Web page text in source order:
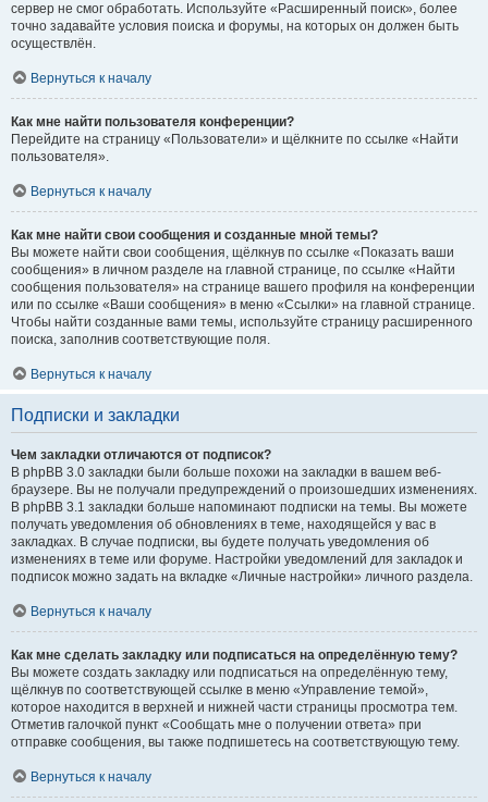
сервер не смог обработать. Используйте «Расширенный поиск», более
точно задавайте условия поиска и форумы, на которых он должен быть
осуществлён.
Вернуться к началу
Как мне найти пользователя конференции?
Перейдите на страницу «Пользователи» и щёлкните по ссылке «Найти
пользователя».
Вернуться к началу
Как мне найти свои сообщения и созданные мной темы?
Вы можете найти свои сообщения, щёлкнув по ссылке «Показать ваши
сообщения» в личном разделе на главной странице, по ссылке «Найти
сообщения пользователя» на странице вашего профиля на конференции
или по ссылке «Ваши сообщения» в меню «Ссылки» на главной странице.
Чтобы найти созданные вами темы, используйте страницу расширенного
поиска, заполнив соответствующие поля.
Вернуться к началу
Подписки и закладки
Чем закладки отличаются от подписок?
В phpBB 3.0 закладки были больше похожи на закладки в вашем веб-
браузере. Вы не получали предупреждений о произошедших изменениях.
В phpBB 3.1 закладки больше напоминают подписки на темы. Вы можете
получать уведомления об обновлениях в теме, находящейся у вас в
закладках. В случае подписки, вы будете получать уведомления об
изменениях в теме или форуме. Настройки уведомлений для закладок и
подписок можно задать на вкладке «Личные настройки» личного раздела.
Вернуться к началу
Как мне сделать закладку или подписаться на определённую тему?
Вы можете создать закладку или подписаться на определённую тему,
щёлкнув по соответствующей ссылке в меню «Управление темой»,
которое находится в верхней и нижней части страницы просмотра тем.
Отметив галочкой пункт «Сообщать мне о получении ответа» при
отправке сообщения, вы также подпишетесь на соответствующую тему.
Вернуться к началу